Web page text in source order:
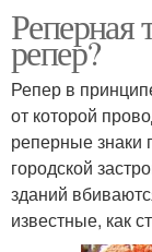
Реперная
репер?
Репер в
от которой
реперные знаки
городской
зданий
известные, как